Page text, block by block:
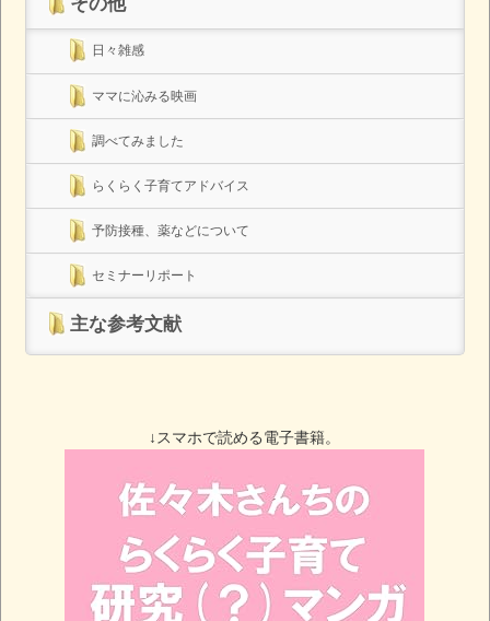
その他
日々雑感
ママに沁みる映画
調べてみました
らくらく子育てアドバイス
予防接種、薬などについて
セミナーリポート
主な参考文献
↓スマホで読める電子書籍。